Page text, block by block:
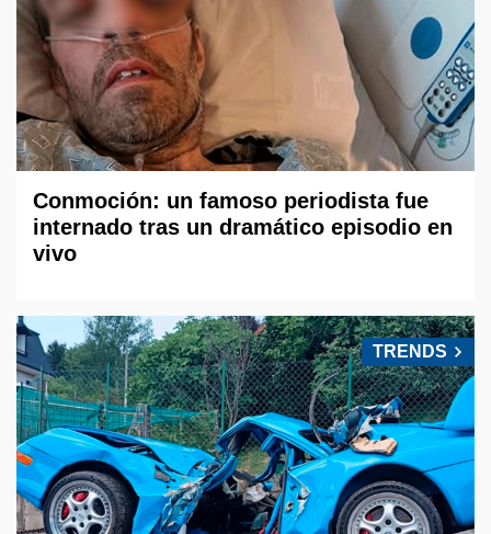
Conmoción: un famoso periodista fue
internado tras un dramático episodio en
vivo
TRENDS